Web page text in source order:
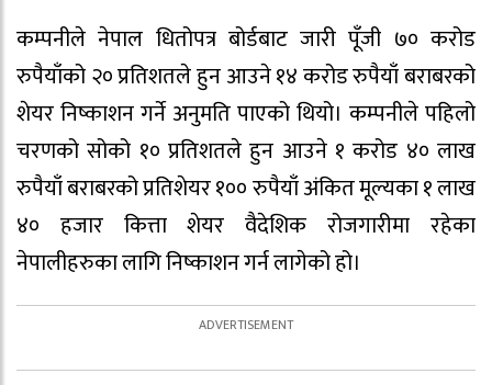
कम्पनीले नेपाल धितोपत्र बोर्डबाट जारी पूँजी ७० करोड
रुपैयाँको २० प्रतिशतले हुन आउने १४ करोड रुपैयाँ बराबरको
शेयर निष्काशन गर्ने अनुमति पाएको थियो। कम्पनीले पहिलो
चरणको सोको १० प्रतिशतले हुन आउने १ करोड ४० लाख
रुपैयाँ बराबरको प्रतिशेयर १०० रुपैयाँ अंकित मूल्यका १ लाख
४० हजार कित्ता शेयर वैदेशिक रोजगारीमा रहेका
नेपालीहरुका लागि निष्काशन गर्न लागेको हो।